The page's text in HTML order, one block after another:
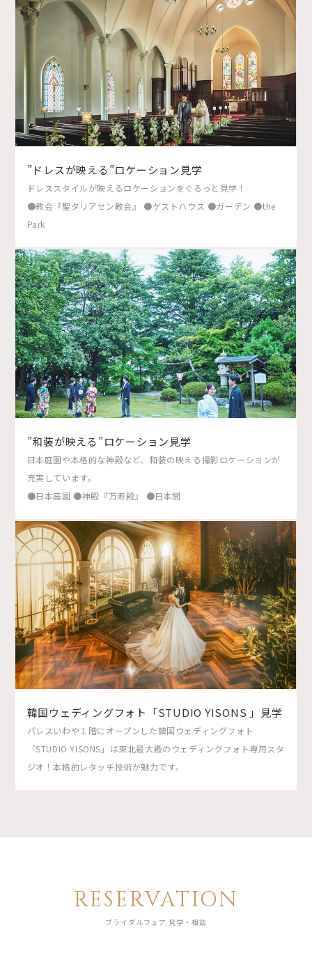
”ドレスが映える”ロケーション見学
ドレススタイルが映えるロケーションをぐるっと見学！
●教会『聖タリアセン教会』 ●ゲストハウス ●ガーデン ●the
Park
”和装が映える”ロケーション見学
日本庭園や本格的な神殿など、和装の映える撮影ロケーションが
充実しています。
●日本庭園 ●神殿『万寿殿』 ●日本間
韓国ウェディングフォト「STUDIO YISONS 」見学
パレスいわや１階にオープンした韓国ウェディングフォト
「STUDIO YISONS」は東北最大級のウェディングフォト専用スタ
ジオ！本格的レタッチ技術が魅力です。
RESERVATION
ブライダルフェア 見学・相談